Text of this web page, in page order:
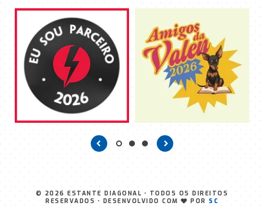
© 2026ESTANTE DIAGONAL • TODOS OS DIREITOS
RESERVADOS • DESENVOLVIDO COM
POR SC